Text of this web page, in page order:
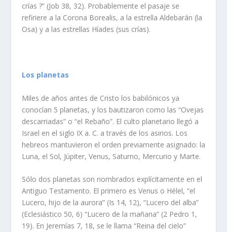
crías ?” (Job 38, 32). Probablemente el pasaje se
refiriere a la Corona Borealis, a la estrella Aldebarán (la
Osa) y a las estrellas Híades (sus crías).
Los planetas
Miles de años antes de Cristo los babilónicos ya
conocían 5 planetas, y los bautizaron como las “Ovejas
descarriadas” o “el Rebaño”. El culto planetario llegó a
Israel en el siglo IX a. C. a través de los asirios. Los
hebreos mantuvieron el orden previamente asignado: la
Luna, el Sol, Júpiter, Venus, Saturno, Mercurio y Marte.
Sólo dos planetas son nombrados explícitamente en el
Antiguo Testamento. El primero es Venus o Hélel, “el
Lucero, hijo de la aurora” (Is 14, 12), “Lucero del alba”
(Eclesiástico 50, 6) “Lucero de la mañana” (2 Pedro 1,
19). En Jeremías 7, 18, se le llama “Reina del cielo”